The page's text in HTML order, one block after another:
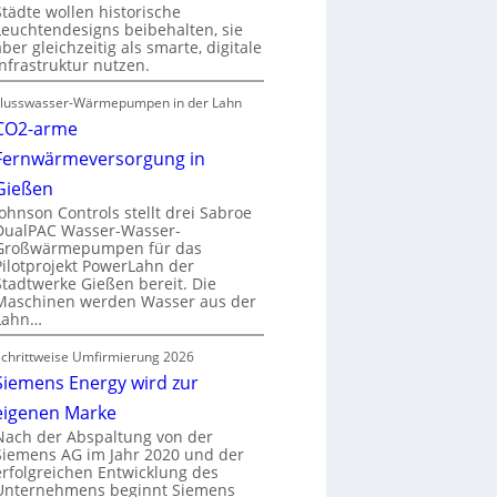
wollen historische
beibehalten, sie
gleichzeitig als smarte, digitale
nutzen.
Wärmepumpen in der Lahn
arme
in
Controls stellt drei Sabroe
Wasser-Wasser-
für das
PowerLahn der
Gießen bereit. Die
werden Wasser aus der
Umfirmierung 2026
Energy wird zur
Marke
der Abspaltung von der
AG im Jahr 2020 und der
Entwicklung des
beginnt Siemens